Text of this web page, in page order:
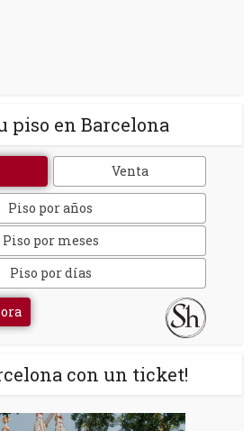
piso en Barcelona
Venta
Piso por años
Piso por meses
Piso por días
con un ticket!